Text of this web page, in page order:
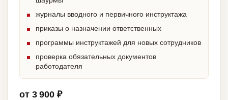
журналы вводного и первичного инструктажа
приказы о назначении ответственных
программы инструктажей для новых сотрудников
проверка обязательных документов
работодателя
от 3 900 ₽